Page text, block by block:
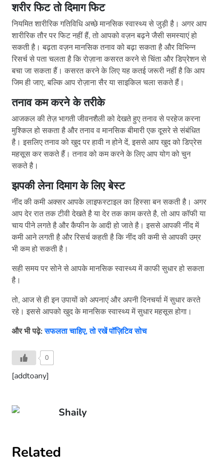
शरीर फिट तो दिमाग फिट
नियमित शारीरिक गतिविधि अच्छे मानसिक स्वास्थ्य से जुड़ी है। अगर आप
शारीरिक तौर पर फिट नहीं हैं, तो आपको वज़न बढ़ने जैसी समस्याएं हो
सकती है। बढ़ता वज़न मानसिक तनाव को बढ़ा सकता है और विभिन्न
रिसर्च से पता चलता है कि रोज़ाना कसरत करने से चिंता और डिप्रेशन से
बचा जा सकता हैं। कसरत करने के लिए यह कतई जरूरी नहीं है कि आप
जिम ही जाए, बल्कि आप रोज़ाना सैर या साइकिल चला सकते हैं।
तनाव कम करने के तरीके
आजकल की तेज़ भागती जीवनशैली को देखते हुए तनाव से परहेज करना
मुश्किल हो सकता है और तनाव व मानसिक बीमारी एक दूसरे से संबंधित
है। इसलिए तनाव को खुद पर हावी न होने दें, इससे आप खुद को डिप्रेस
महसूस कर सकते हैं। तनाव को कम करने के लिए आप योग को चुन
सकते है।
झपकी लेना दिमाग के लिए बेस्ट
नींद की कमी अक्सर आपके लाइफस्टाइल का हिस्सा बन सकती है। अगर
आप देर रात तक टीवी देखते है या देर तक काम करते है, तो आप कॉफी या
चाय पीने लगते है और कैफीन के आदी हो जाते है। इससे आपकी नींद में
कमी आने लगती है और रिसर्च कहती है कि नींद की कमी से आपकी उम्र
भी कम हो सकती है।
सही समय पर सोने से आपके मानसिक स्वास्थ्य में काफी सुधार हो सकता
है।
तो, आज से ही इन उपायों को अपनाएं और अपनी दिनचर्या में सुधार करते
रहे। इससे आपको खुद के मानसिक स्वास्थ्य में सुधार महसूस होगा।
और भी पढ़े:सफलता चाहिए, तो रखें पॉज़िटिव सोच
0
[addtoany]
Shaily
Related